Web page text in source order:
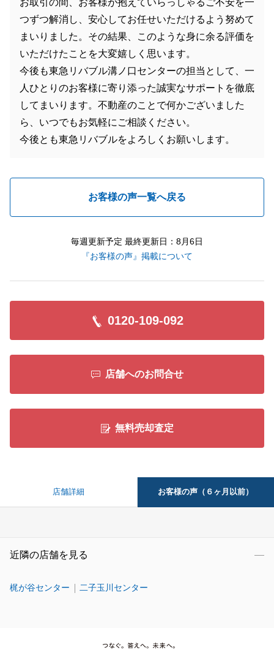
お取引の間、お客様が抱えていらっしゃるご不安を一
つずつ解消し、安心してお任せいただけるよう努めて
まいりました。その結果、このような身に余る評価を
いただけたことを大変嬉しく思います。
今後も東急リバブル溝ノ口センターの担当として、一
人ひとりのお客様に寄り添った誠実なサポートを徹底
してまいります。不動産のことで何かございました
ら、いつでもお気軽にご相談ください。
今後とも東急リバブルをよろしくお願いします。
お客様の声一覧へ戻る
毎週更新予定 最終更新日：8月6日
『お客様の声』掲載について
0120-109-092
店舗へのお問合せ
無料売却査定
店舗詳細 お客様の声（６ヶ月以前）
近隣の店舗を見る
梶が谷センター 二子玉川センター